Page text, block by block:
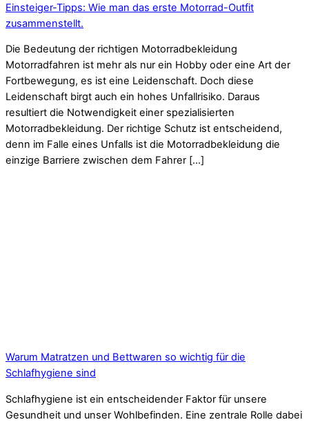
Einsteiger-Tipps: Wie man das erste Motorrad-Outfit
zusammenstellt.
Die Bedeutung der richtigen Motorradbekleidung
Motorradfahren ist mehr als nur ein Hobby oder eine Art der
Fortbewegung, es ist eine Leidenschaft. Doch diese
Leidenschaft birgt auch ein hohes Unfallrisiko. Daraus
resultiert die Notwendigkeit einer spezialisierten
Motorradbekleidung. Der richtige Schutz ist entscheidend,
denn im Falle eines Unfalls ist die Motorradbekleidung die
einzige Barriere zwischen dem Fahrer […]
Warum Matratzen und Bettwaren so wichtig für die
Schlafhygiene sind
Schlafhygiene ist ein entscheidender Faktor für unsere
Gesundheit und unser Wohlbefinden. Eine zentrale Rolle dabei